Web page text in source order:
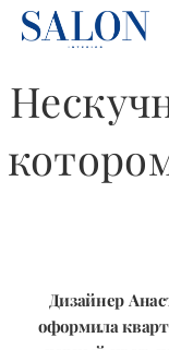
Дизайнер
оформила